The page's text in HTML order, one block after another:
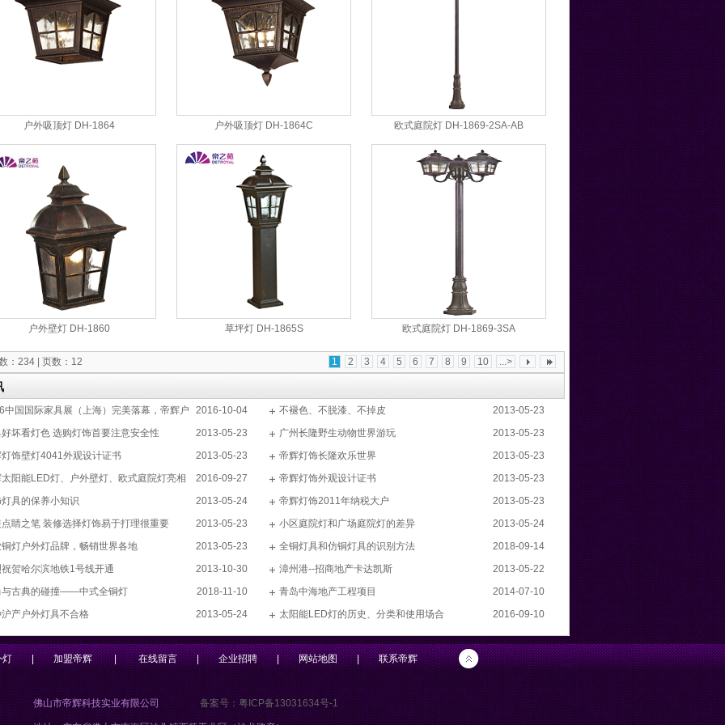
户外吸顶灯 DH-1864 户外吸顶灯 DH-1864C 欧式庭院灯 DH-1869-2SA-AB
户外壁灯 DH-1860 草坪灯 DH-1865S 欧式庭院灯 DH-1869-3SA
：234 | 页数：12 1 2 3 4 5 6 7 8 9 10 ...>
2016-10-04
中国国际家具展（上海）完美落幕，帝辉户
具闪亮登场
2013-05-23
不褪色、不脱漆、不掉皮
2013-05-23
坏看灯色 选购灯饰首要注意安全性 2013-05-23
广州长隆野生动物世界游玩
2013-05-23
饰壁灯4041外观设计证书 2013-05-23
帝辉灯饰长隆欢乐世界
2016-09-27
阳能LED灯、户外壁灯、欧式庭院灯亮相
州光亚展
2013-05-23
帝辉灯饰外观设计证书
2013-05-24
具的保养小知识 2013-05-23
帝辉灯饰2011年纳税大户
2013-05-23
睛之笔 装修选择灯饰易于打理很重要 2013-05-24
小区庭院灯和广场庭院灯的差异
2013-05-23
灯户外灯品牌，畅销世界各地 2018-09-14
全铜灯具和仿铜灯具的识别方法
2013-10-30
贺哈尔滨地铁1号线开通 2013-05-22
漳州港--招商地产卡达凯斯
2018-11-10
与古典的碰撞——中式全铜灯 2014-07-10
青岛中海地产工程项目
2013-05-24
产户外灯具不合格 2016-09-10
太阳能LED灯的历史、分类和使用场合
灯 | 加盟帝辉 | 在线留言 | 企业招聘 | 网站地图 | 联系帝辉
佛山市帝辉科技实业有限公司 备案号：粤ICP备13031634号-1